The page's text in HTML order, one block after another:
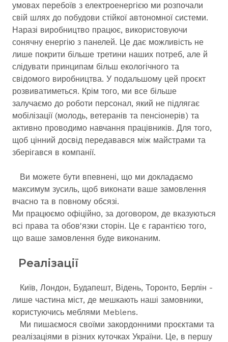
умовах перебоїв з електроенергією ми розпочали
свій шлях до побудови стійкої автономної системи.
Наразі виробництво працює, використовуючи
сонячну енергію з панелей. Це дає можливість не
лише покрити більше третини наших потреб, але й
слідувати принципам більш екологічного та
свідомого виробництва. У подальшому цей проєкт
розвиватиметься. Крім того, ми все більше
залучаємо до роботи персонал, який не підлягає
мобілізації (молодь, ветеранів та пенсіонерів) та
активно проводимо навчання працівників. Для того,
щоб цінний досвід передавався між майстрами та
зберігався в компанії.
Ви можете бути впевнені, що ми докладаємо
максимум зусиль, щоб виконати ваше замовлення
вчасно та в повному обсязі.
Ми працюємо офіційно, за договором, де вказуються
всі права та обов'язки сторін. Це є гарантією того,
що ваше замовлення буде виконаним.
Реалізації
Київ, Лондон, Будапешт, Відень, Торонто, Берлін -
лише частина міст, де мешкають наші замовники,
користуючись меблями Meblens.
Ми пишаємося своїми закордонними проєктами та
реалізаціями в різних куточках України. Це, в першу